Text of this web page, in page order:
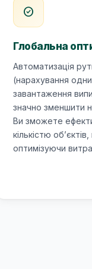
check_circle
Глобальна
Автоматизація
(нарахування
завантаження
значно зменшити
Ви зможете
кількістю
оптимізуючи